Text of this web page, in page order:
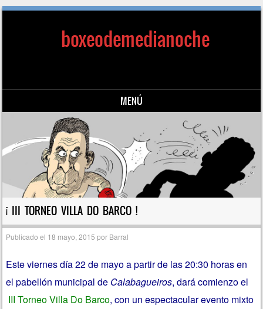
boxeodemedianoche
MENÚ
Saltar al contenido
¡ III TORNEO VILLA DO BARCO !
Publicado el 18 mayo, 2015 por Barral
Este viernes día 22 de mayo a partir de las 20:30 horas en
el pabellón municipal de Calabagueiros, dará comienzo el
III Torneo Villa Do Barco, con un espectacular evento mixto